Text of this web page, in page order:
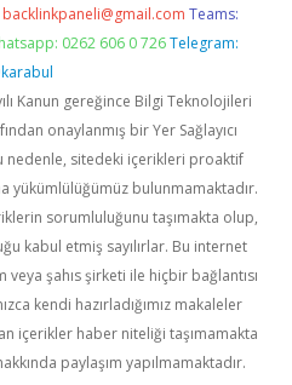
backlinkpaneli@gmail.com Teams:
0262 606 0 726 Telegram:
Kanun gereğince Bilgi Teknolojileri
onaylanmış bir Yer Sağlayıcı
nedenle, sitedeki içerikleri proaktif
yükümlülüğümüz bulunmamaktadır.
sorumluluğunu taşımakta olup,
kabul etmiş sayılırlar. Bu internet
şahıs şirketi ile hiçbir bağlantısı
kendi hazırladığımız makaleler
içerikler haber niteliği taşımamakta
paylaşım yapılmamaktadır.